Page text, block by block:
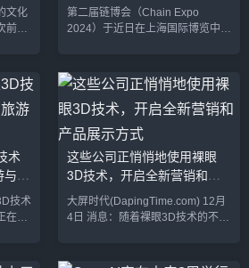
术如
其
清、4K到8K，再到裸眼3D技术的
应用，大屏幕带来的画质、色彩和
文化
前所
现力
接“文
梁。
动
的
的
化
第二届链博会（Chain Expo
2024）于近日在上海国际博览中心
家齐聚一堂。本届展会以“区块链赋
能未来，创新驱动产业升级”为主
题，展现了区块链技术在金融、供
应链、医疗、数字娱乐等多个行业
的应用创新。展会亮点：技术展示
与行业前沿此次链博会的展览面积
扩大至2万平方米，吸引了来自全
现场分为多个板块，涵盖了区...
术
与文
技术
在以
字化
这些公司正悄悄地使用裸眼
3D技术，开启全新营销和产
品展示方式
大屏时代(DapingTime.com) 12月
4日 消息：随着裸眼3D技术的不断
广告营销和用户体验中。这项创新